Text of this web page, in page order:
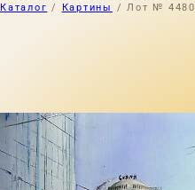
Каталог / Картины / Лот № 4480